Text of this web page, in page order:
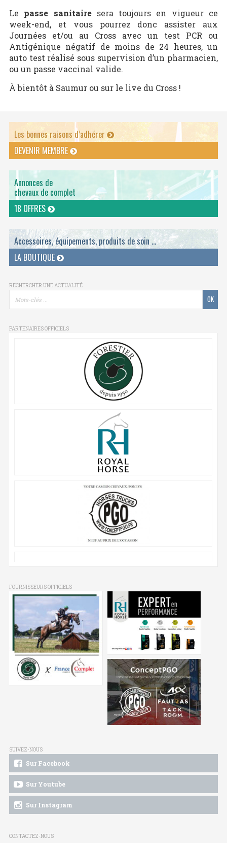
Le passe sanitairesera toujours en vigueur ce
week-end, et vous pourrez donc assister aux
Journées et/ou au Cross avec un test PCR ou
Antigénique négatif de moins de 24 heures, un
auto test réalisé sous supervision d’un pharmacien,
ou un passe vaccinal valide.
À bientôt à Saumur ou sur le live du Cross !
Les bonnes raisons d’adhérer
DEVENIR MEMBRE
Annonces de
chevaux de complet
18 OFFRES
Accessoires, équipements, produits de soin ...
LA BOUTIQUE
RECHERCHER UNE ACTUALITÉ
PARTENAIRES OFFICIELS
FOURNISSEURS OFFICIELS
SUIVEZ-NOUS
Sur Facebook
Sur Youtube
Sur Instagram
CONTACTEZ-NOUS